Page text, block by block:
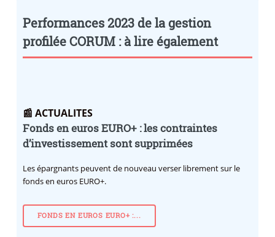
Performances 2023 de la gestion
profilée CORUM : à lire également
📰 ACTUALITES
Fonds en euros EURO+ : les contraintes
d’investissement sont supprimées
Les épargnants peuvent de nouveau verser librement sur le
fonds en euros EURO+.
FONDS EN EUROS EURO+ :...